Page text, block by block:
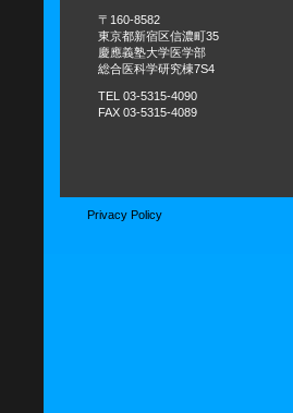
〒160-8582
東京都新宿区信濃町35
慶應義塾大学医学部
総合医科学研究棟7S4
TEL 03-5315-4090
FAX 03-5315-4089
Privacy Policy